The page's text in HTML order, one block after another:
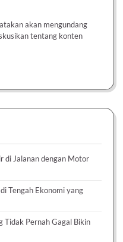
akan mengundang
tentang konten
di Jalanan dengan Motor
Tengah Ekonomi yang
Tidak Pernah Gagal Bikin